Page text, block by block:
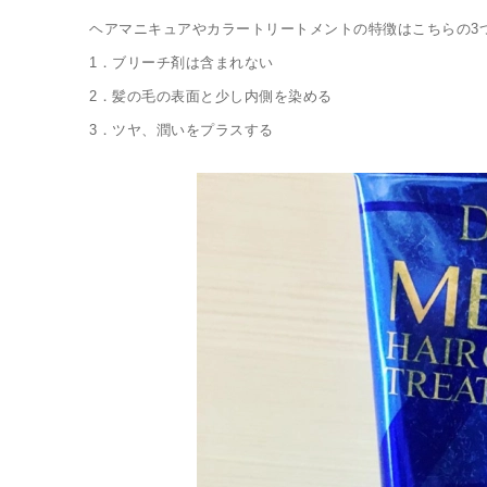
ヘアマニキュアやカラートリートメントの特徴はこちらの3
1 ．ブリーチ剤は含まれない
2 ．髪の毛の表面と少し内側を染める
3 ．ツヤ、潤いをプラスする